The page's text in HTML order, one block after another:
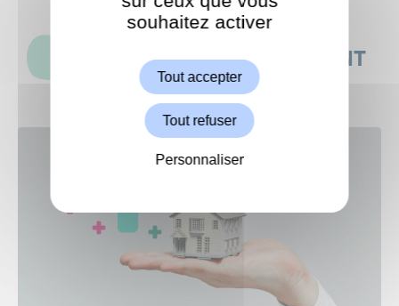
CES ACTUALITÉS POURRAIENT
AUSSI VOUS INTÉRESSER
ShareThis est désactivé.
souhaitez activer
Tout accepter
Tout refuser
Personnaliser